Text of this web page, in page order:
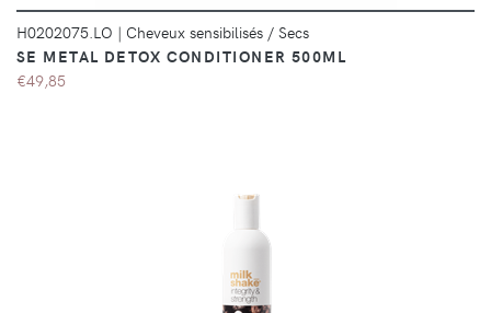
H0202075.LO | Cheveux sensibilisés / Secs
SE METAL DETOX CONDITIONER 500ML
€49,85
DÉTAILS